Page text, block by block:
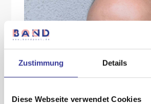
Zustimmung Details
Diese Webseite verwendet Cookies